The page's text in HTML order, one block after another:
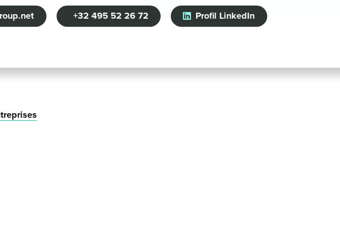
+32 495 52 26 72 Profil LinkedIn